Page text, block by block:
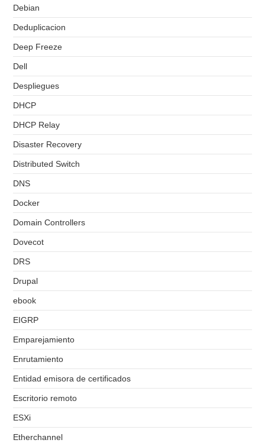
Debian
Deduplicacion
Deep Freeze
Dell
Despliegues
DHCP
DHCP Relay
Disaster Recovery
Distributed Switch
DNS
Docker
Domain Controllers
Dovecot
DRS
Drupal
ebook
EIGRP
Emparejamiento
Enrutamiento
Entidad emisora de certificados
Escritorio remoto
ESXi
Etherchannel